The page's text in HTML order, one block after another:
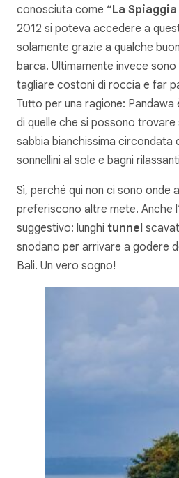
conosciuta come “La
2012 si poteva accedere a
solamente grazie a qualche
barca. Ultimamente invece
tagliare costoni di roccia e far
Tutto per una ragione: Pandawa
di quelle che si possono trovare
sabbia bianchissima circondata
sonnellini al sole e bagni
Sì, perché qui non ci sono onde
preferiscono altre mete. Anche
suggestivo: lunghi tunnel
snodano per arrivare a godere
Bali. Un vero sogno!